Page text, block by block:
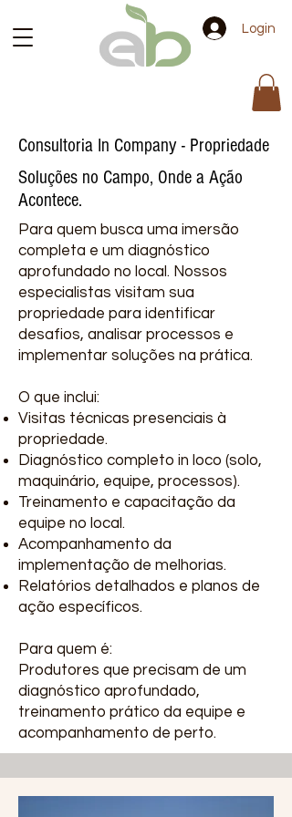
Login
Consultoria In Company - Propriedade
Soluções no Campo, Onde a Ação
Acontece.
Para quem busca uma imersão
completa e um diagnóstico
aprofundado no local. Nossos
especialistas visitam sua
propriedade para identificar
desafios, analisar processos e
implementar soluções na prática.
O que inclui:
Visitas técnicas presenciais à
propriedade.
Diagnóstico completo in loco (solo,
maquinário, equipe, processos).
Treinamento e capacitação da
equipe no local.
Acompanhamento da
implementação de melhorias.
Relatórios detalhados e planos de
ação específicos.
Para quem é:
Produtores que precisam de um
diagnóstico aprofundado,
treinamento prático da equipe e
acompanhamento de perto.